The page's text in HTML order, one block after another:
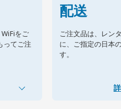
をご
ってご注
配送
ご注文品は、レン
に、ご指定の日本
す。